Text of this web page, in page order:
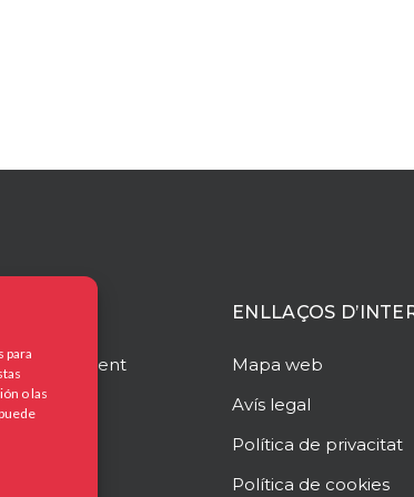
para
o las
Management
ENLLAÇOS
Mapa web
Avís legal
Política de privacitat
Política de cookies